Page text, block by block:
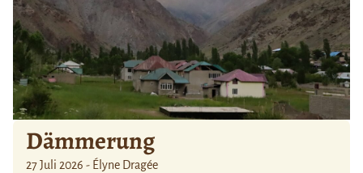
Dämmerung
27 Juli 2026 - Élyne Dragée